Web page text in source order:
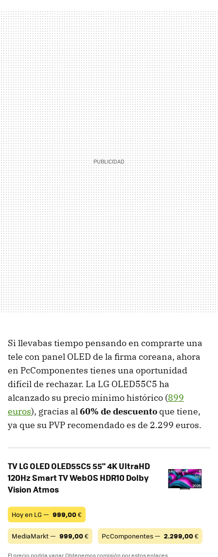
Si llevabas tiempo pensando en comprarte una
tele con panel OLED de la firma coreana, ahora
en PcComponentes tienes una oportunidad
difícil de rechazar. La LG OLED55C5 ha
alcanzado su precio mínimo histórico (899
euros), gracias al60% de descuento que tiene,
ya que su PVP recomendado es de 2.299 euros.
TV LG OLED OLED55C5 55" 4K UltraHD
120Hz Smart TV WebOS HDR10 Dolby
Vision Atmos
Hoy en LG — 999,00€
MediaMarkt — 999,00€ PcComponentes — 2.299,00€
El precio podría variar. Obtenemos comisión por estos enlaces